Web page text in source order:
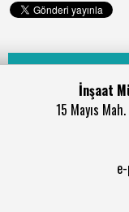
İnşaat
15 Mayıs